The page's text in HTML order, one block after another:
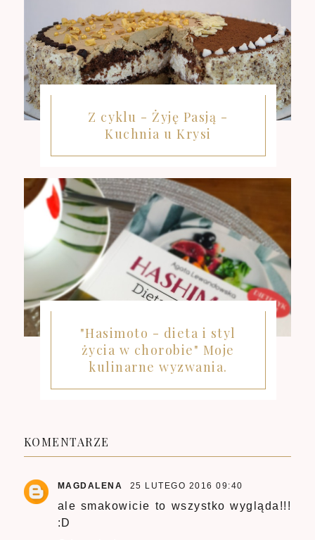
Z cyklu - Żyję Pasją -
Kuchnia u Krysi
"Hasimoto - dieta i styl
życia w chorobie" Moje
kulinarne wyzwania.
KOMENTARZE
MAGDALENA 25 LUTEGO 2016 09:40
ale smakowicie to wszystko wygląda!!!
:D